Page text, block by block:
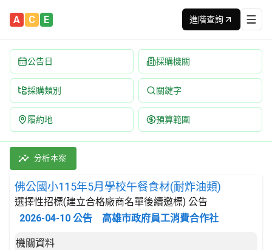
A C E 進階查詢
公告日 採購機關
採購類別 關鍵字
履約地 預算範圍
佛公國小115年5月學校午餐食材(耐炸油類) 招標公告 | 案號
採購類別：財物類 肉類,魚,果實,蔬菜,及油脂 | 招標方式：
分析本案
佛公國小115年5月學校午餐食材(耐炸油類)
選擇性招標(建立合格廠商名單後續邀標) 公告
2026-04-10 公告 高雄市政府員工消費合作社
招標公告詳細內容
機關資料